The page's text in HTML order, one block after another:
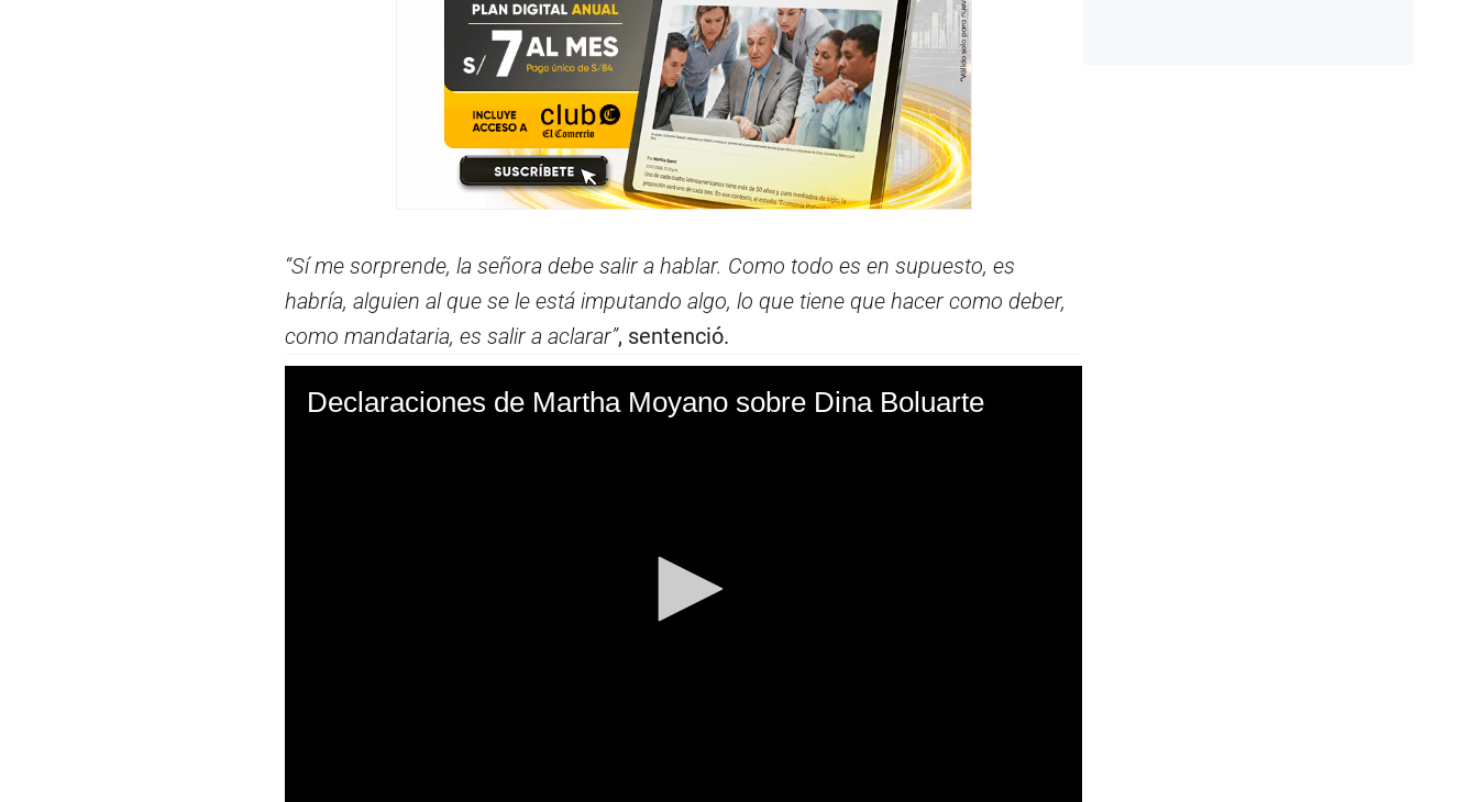
“Sí me sorprende, la señora debe salir a hablar. Como todo es en supuesto, es
habría, alguien al que se le está imputando algo, lo que tiene que hacer como deber,
como mandataria, es salir a aclarar”, sentenció.
Declaraciones de Martha Moyano sobre Dina Boluarte